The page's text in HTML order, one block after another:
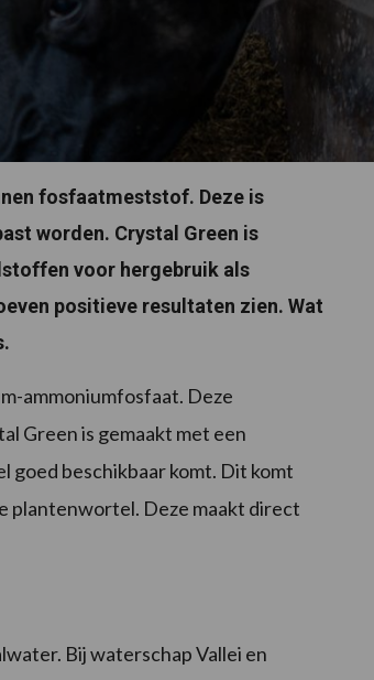
fosfaatmeststof. Deze is
worden. Crystal Green is
voor hergebruik als
positieve resultaten zien. Wat
ammoniumfosfaat. Deze
Green is gemaakt met een
goed beschikbaar komt. Dit komt
plantenwortel. Deze maakt direct
Bij waterschap Vallei en